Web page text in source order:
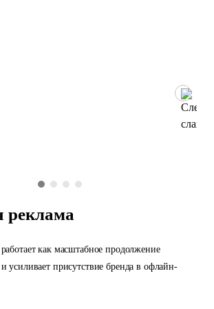
реклама
как масштабное продолжение
усиливает присутствие бренда в офлайн-